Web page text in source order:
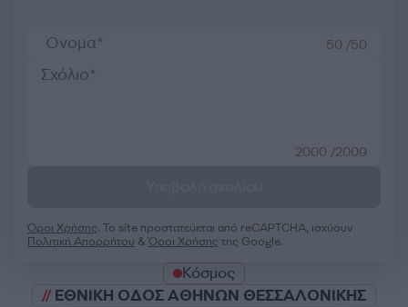
50 /50
2000 /2000
Όροι Χρήσης. Το site προστατεύεται από reCAPTCHA, ισχύουν
Πολιτική Απορρήτου &Όροι Χρήσης της Google.
Κόσμος
ΕΘΝΙΚΗ ΟΔΟΣ ΑΘΗΝΩΝ ΘΕΣΣΑΛΟΝΙΚΗΣ